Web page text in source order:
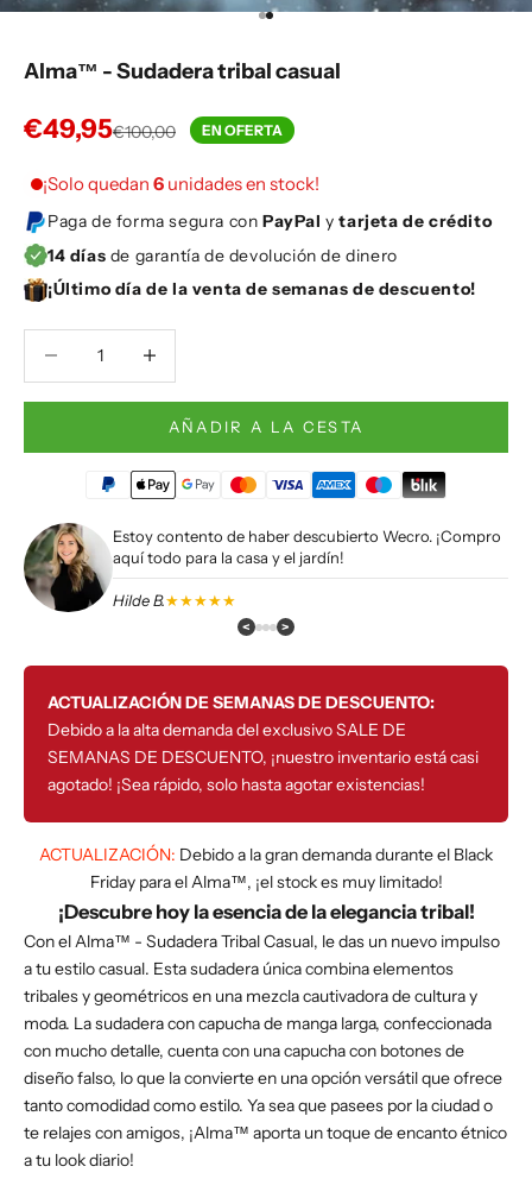
Ir al artículo 1
Ir al artículo 2
Alma™ - Sudadera tribal casual
Precio de oferta
€49,95Precio normal
€100,00 EN OFERTA
¡Solo quedan 6 unidades en stock!
Paga de forma segura con PayPal ytarjeta de crédito
14 días de garantía de devolución de dinero
¡Último día de la venta de semanas de descuento!
AÑADIR A LA CESTA
Estoy contento de haber descubierto Wecro. ¡Compro
aquí todo para la casa y el jardín!
Hilde B.★★★★★
< >
ACTUALIZACIÓN DE SEMANAS DE DESCUENTO:
Debido a la alta demanda del exclusivo SALE DE
SEMANAS DE DESCUENTO, ¡nuestro inventario está casi
agotado! ¡Sea rápido, solo hasta agotar existencias!
ACTUALIZACIÓN: Debido a la gran demanda durante el Black
Friday para el Alma™, ¡el stock es muy limitado!
¡Descubre hoy la esencia de la elegancia tribal!
Con el Alma™ - Sudadera Tribal Casual, le das un nuevo impulso
a tu estilo casual. Esta sudadera única combina elementos
tribales y geométricos en una mezcla cautivadora de cultura y
moda. La sudadera con capucha de manga larga, confeccionada
con mucho detalle, cuenta con una capucha con botones de
diseño falso, lo que la convierte en una opción versátil que ofrece
tanto comodidad como estilo. Ya sea que pasees por la ciudad o
te relajes con amigos, ¡Alma™ aporta un toque de encanto étnico
a tu look diario!